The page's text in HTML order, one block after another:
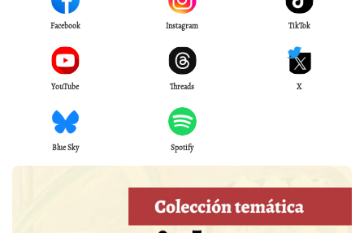
Facebook Instagram TikTok
YouTube Threads X
Blue Sky Spotify